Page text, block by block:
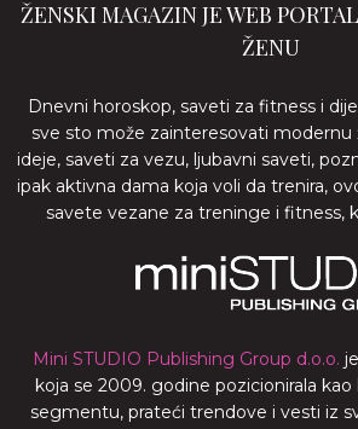
ŽENSKI MAGAZIN JE WEB
ŽENU
Dnevni horoskop, saveti za fitness i
sve sto može zainteresovati modernu
ideje, saveti za vezu, ljubavni saveti,
ipak aktivna dama koja voli da trenira,
savete vezane za treninge i fitness,
Mini STUDIO Publishing Group d.o.o.
koja se 2009. godine pozicionirala kao
segmentu, prateći trendove i vesti iz